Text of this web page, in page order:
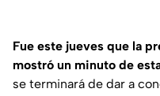
Fue este jueves que la
mostró un minuto de
se terminará de dar a